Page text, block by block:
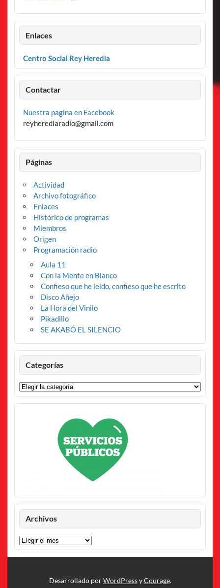
Enlaces
Centro Social Rey Heredia
Contactar
Nuestra pagina en Facebook
reyherediaradio@gmail.com
Páginas
Actividad
Archivo fotográfico
Enlaces
Histórico de programas
Miembros
Origen
Programación radio
Aula 11
Con la Mente en Blanco
Confieso que he leído, confieso que he escrito
Disco Añejo
La Hora del Vinilo
Pikadillo
SE AKABÓ EL SILENCIO
Categorías
Categorías
Archivos
Archivos
Desarrollado porWordPressyCourage.